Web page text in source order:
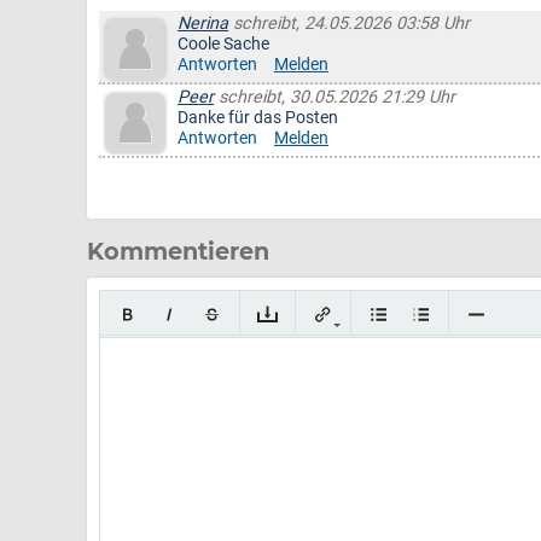
Nerina schreibt, 24.05.2026 03:58 Uhr
Coole Sache
Antworten
Melden
Peerschreibt, 30.05.2026 21:29 Uhr
Danke für das Posten
Antworten
Melden
Kommentieren